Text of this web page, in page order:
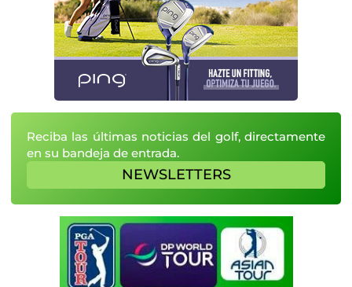
Reciba las últimas noticias del golf, directamente
en su bandeja de entrada.
NEWSLETTERS